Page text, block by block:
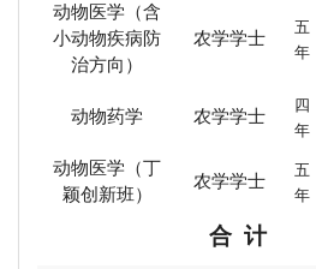
动物医学（含
小动物疾病防
治方向）
农学学士
五
年
动物药学 农学学士
四
年
动物医学（丁
颖创新班）
农学学士
五
年
合 计